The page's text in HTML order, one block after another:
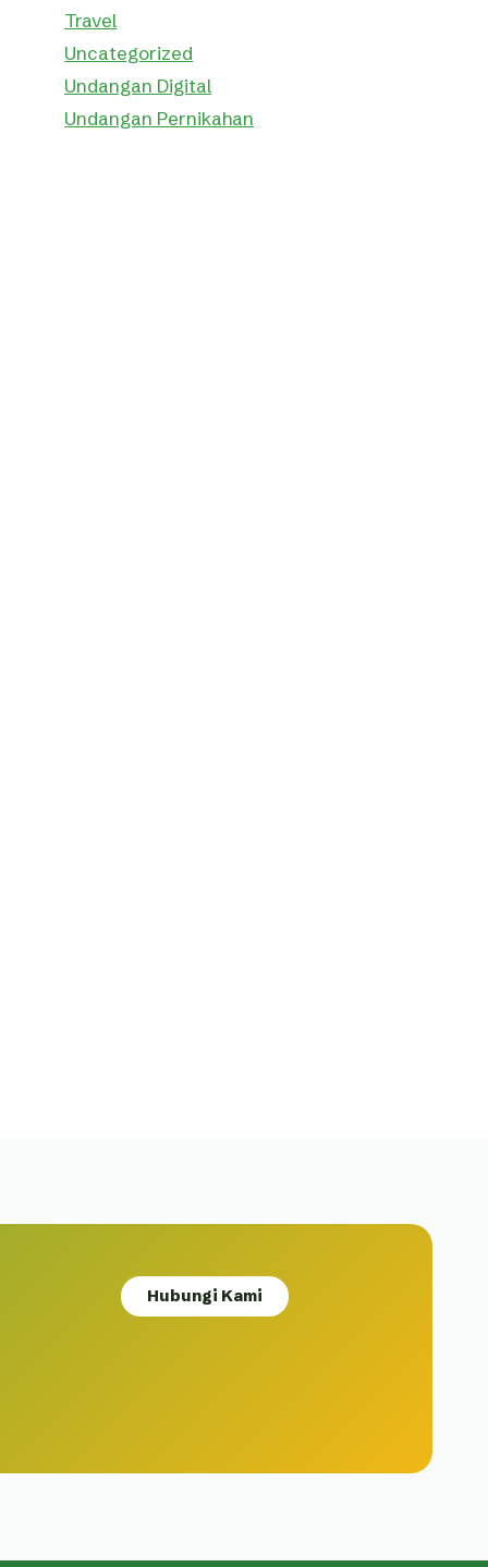
Travel
Uncategorized
Undangan Digital
Undangan Pernikahan
Hubungi Kami